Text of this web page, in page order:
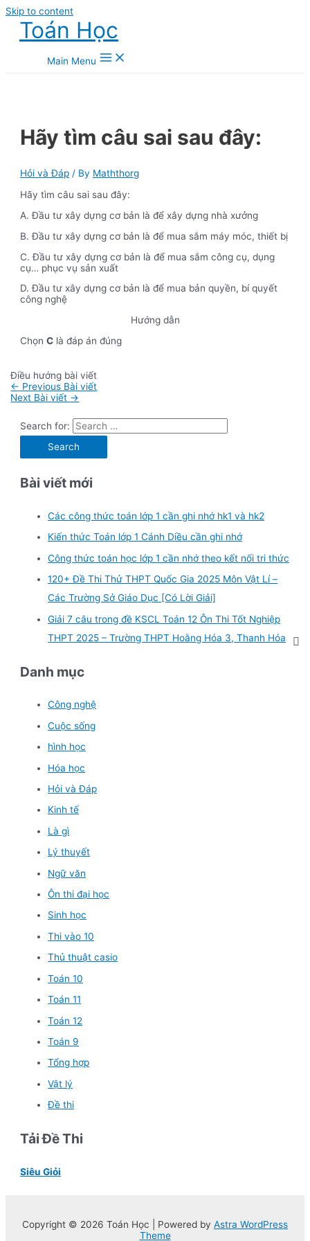
Skip to content
Toán Học
Main Menu
Hãy tìm câu sai sau đây:
Hỏi và Đáp / By Maththorg
Hãy tìm câu sai sau đây:
A. Đầu tư xây dựng cơ bản là để xây dựng nhà xưởng
B. Đầu tư xây dựng cơ bản là để mua sắm máy móc, thiết bị
C. Đầu tư xây dựng cơ bản là để mua sắm công cụ, dụng
cụ… phục vụ sản xuất
D. Đầu tư xây dựng cơ bản là để mua bản quyền, bí quyết
công nghệ
Hướng dẫn
ChọnC là đáp án đúng
Điều hướng bài viết
← Previous Bài viết
Next Bài viết →
Search for:
Bài viết mới
Các công thức toán lớp 1 cần ghi nhớ hk1 và hk2
Kiến thức Toán lớp 1 Cánh Diều cần ghi nhớ
Công thức toán học lớp 1 cần nhớ theo kết nối tri thức
120+ Đề Thi Thử THPT Quốc Gia 2025 Môn Vật Lí –
Các Trường Sở Giáo Dục [Có Lời Giải]
Giải 7 câu trong đề KSCL Toán 12 Ôn Thi Tốt Nghiệp
THPT 2025 – Trường THPT Hoằng Hóa 3, Thanh Hóa
Danh mục
Công nghệ
Cuộc sống
hình học
Hóa học
Hỏi và Đáp
Kinh tế
Là gì
Lý thuyết
Ngữ văn
Ôn thi đại học
Sinh học
Thi vào 10
Thủ thuật casio
Toán 10
Toán 11
Toán 12
Toán 9
Tổng hợp
Vật lý
Đề thi
Tải Đề Thi
Siêu Giỏi
Copyright © 2026 Toán Học | Powered by Astra WordPress
Theme